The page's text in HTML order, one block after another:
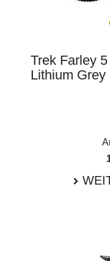
Trek Farley
Lithium Grey